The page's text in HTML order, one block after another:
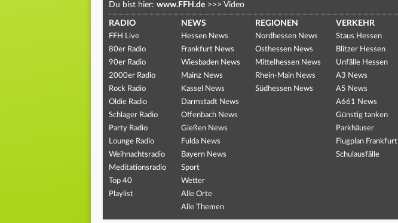
Du bist hier: www.FFH.de >>> Video
RADIO
FFH Live
80er Radio
90er Radio
2000er Radio
Rock Radio
Oldie Radio
Schlager Radio
Party Radio
Lounge Radio
Weihnachtsradio
Meditationsradio
Top 40
Playlist
NEWS
Hessen News
Frankfurt News
Wiesbaden News
Mainz News
Kassel News
Darmstadt News
Offenbach News
Gießen News
Fulda News
Bayern News
Sport
Wetter
Alle Orte
Alle Themen
REGIONEN
Nordhessen News
Osthessen News
Mittelhessen News
Rhein-Main News
Südhessen News
VERKEHR
Staus Hessen
Blitzer Hessen
Unfälle Hessen
A3 News
A5 News
A661 News
Günstig tanken
Parkhäuser
Flugplan Frankfurt
Schulausfälle